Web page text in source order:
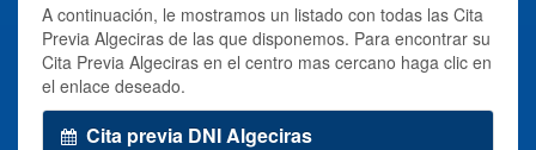
A continuación, le mostramos un listado con todas las Cita
Previa Algeciras de las que disponemos. Para encontrar su
Cita Previa Algeciras en el centro mas cercano haga clic en
el enlace deseado.
Cita previa DNI Algeciras